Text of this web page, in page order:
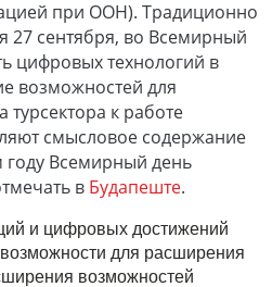
при ООН). Традиционно
27 сентября, во Всемирный
цифровых технологий в
возможностей для
к работе
смысловое содержание
году Всемирный день
в Будапеште.
и цифровых достижений
для расширения
возможностей